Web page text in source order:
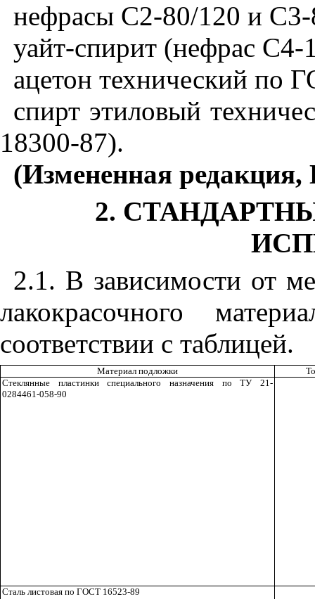
нефрасы С2-80/120 и
уайт-спирит (нефрас
ацетон технический по
спирт этиловый
18300-87).
(Измененная
2.
2.1. В зависимости от
лакокрасочного
соответствии с таблицей.
Материал подложки
Стеклянные пластинки специального назначения по ТУ 21-
0284461-058-90
Сталь листовая по ГОСТ 16523-89